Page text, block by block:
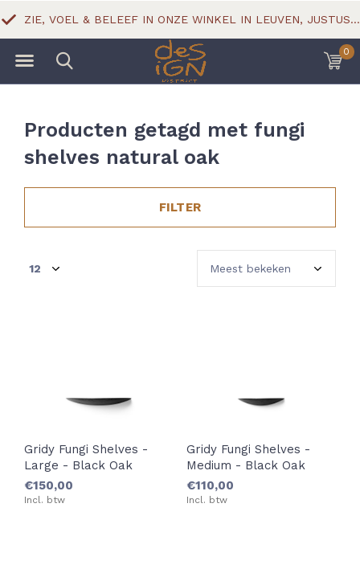
0
ZIE, VOEL & BELEEF IN ONZE WINKEL IN LEUVEN, JUSTUS LIPSIUSSTRAAT 18
Producten getagd met fungi
shelves natural oak
FILTER
Gridy Fungi Shelves -
Large - Black Oak
€150,00
Incl. btw
Gridy Fungi Shelves -
Medium - Black Oak
€110,00
Incl. btw